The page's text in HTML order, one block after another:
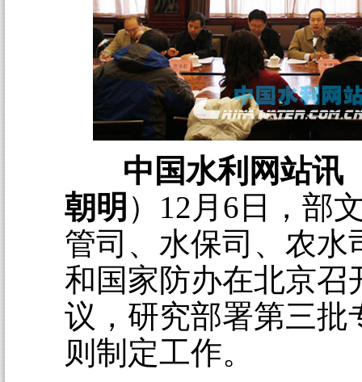
中国水利网站讯
朝明 ）12月6日，部
管司、水保司、农水
和国家防办在北京召
议，研究部署第三批
则制定工作。